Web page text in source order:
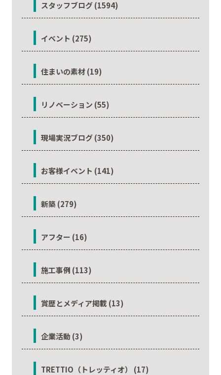
スタッフブログ (1594)
イベント (275)
住まいの素材 (19)
リノベーション (55)
現場実況ブログ (350)
お客様イベント (141)
新築 (279)
アフター (16)
施工事例 (113)
賞歴とメディア掲載 (13)
企業活動 (3)
TRETTIO（トレッティオ） (17)